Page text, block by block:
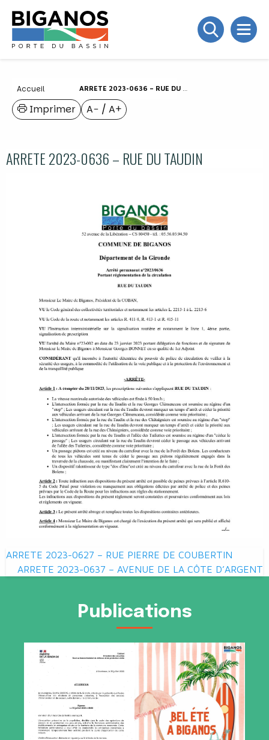
Accueil ARRETE 2023-0636 – RUE DU TAUDIN
A− / A+
Imprimer
ARRETE 2023-0636 – RUE DU TAUDIN
Navigation
de
ARRETE 2023-0627 – RUE PIERRE DE COUBERTIN
ARRETE 2023-0637 – AVENUE DE LA CÔTE D’ARGENT
Publications